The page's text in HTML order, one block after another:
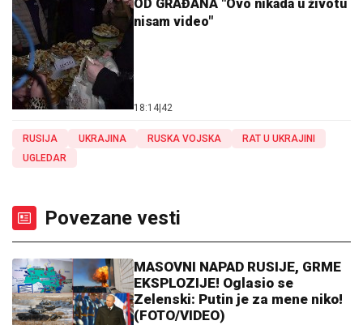
OD GRAĐANA "Ovo nikada u životu
nisam video"
18:14 42
RUSIJA UKRAJINA RUSKA VOJSKA
RAT U UKRAJINI
UGLEDAR
Povezane vesti
MASOVNI NAPAD RUSIJE, GRME
EKSPLOZIJE! Oglasio se
Zelenski: Putin je za mene niko!
(FOTO/VIDEO)